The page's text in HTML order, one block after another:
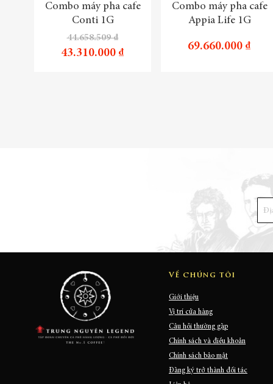
Combo máy pha cafe
Conti 1G
44.658.509 ₫
43.310.000 ₫
Combo máy pha cafe
Appia Life 1G
69.660.000 ₫
Về chúng tôi
Giới thiệu
Vị trí cửa hàng
Câu hỏi thường gặp
Chính sách và điều khoản
Chính sách bảo mật
Đăng ký trở thành đối tác